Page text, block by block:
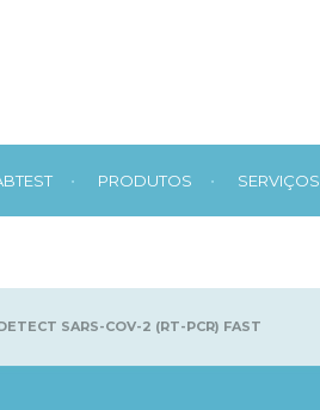
• PRODUTOS • SERVIÇOS
SARS-COV-2 (RT-PCR) FAST